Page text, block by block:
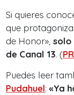
Si quieres
que
de Honor», solo
de Canal 13. (
Puedes leer
Pudahuel: «Ya